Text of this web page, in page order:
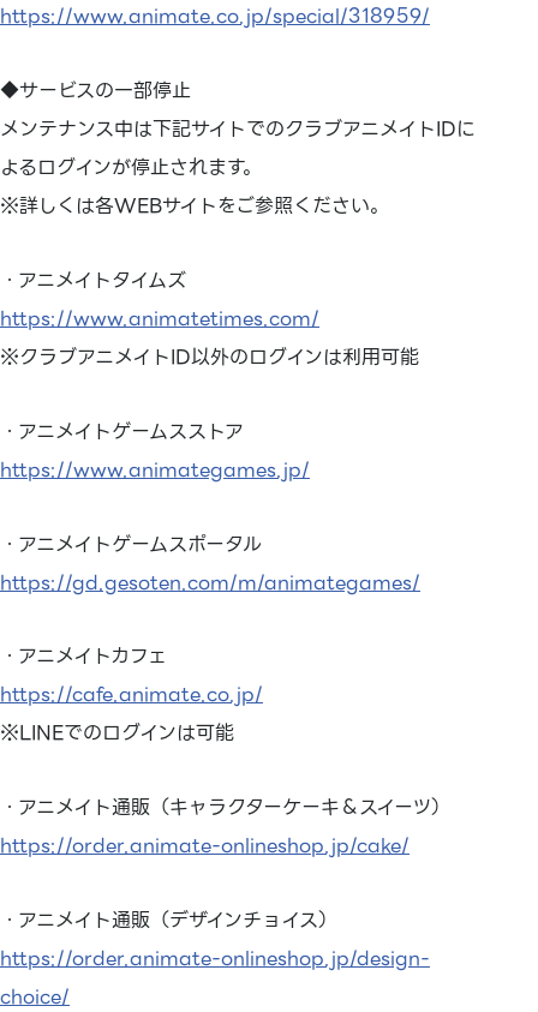
https://www.animate.co.jp/special/318959/
◆サービスの一部停止
メンテナンス中は下記サイトでのクラブアニメイトIDに
よるログインが停止されます。
※詳しくは各WEBサイトをご参照ください。
・アニメイトタイムズ
https://www.animatetimes.com/
※クラブアニメイトID以外のログインは利用可能
・アニメイトゲームスストア
https://www.animategames.jp/
・アニメイトゲームスポータル
https://gd.gesoten.com/m/animategames/
・アニメイトカフェ
https://cafe.animate.co.jp/
※LINEでのログインは可能
・アニメイト通販（キャラクターケーキ＆スイーツ）
https://order.animate-onlineshop.jp/cake/
・アニメイト通販（デザインチョイス）
https://order.animate-onlineshop.jp/design-
choice/